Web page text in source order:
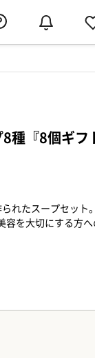
種『8個ギフ
れたスープセット
容を大切にする方